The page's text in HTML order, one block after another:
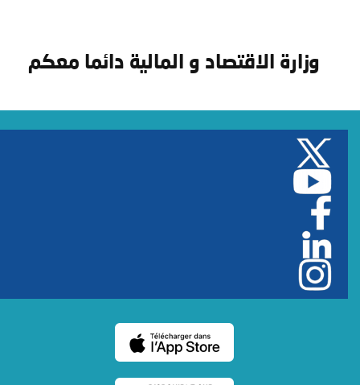
وزارة الاقتصاد و المالية دائما معكم